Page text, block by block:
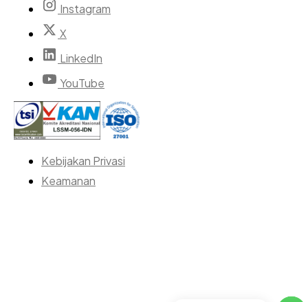
Instagram
X
LinkedIn
YouTube
Kebijakan Privasi
Keamanan